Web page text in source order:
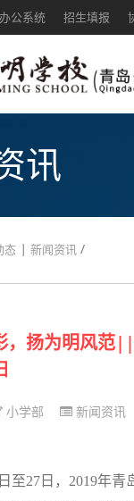
公系统 招生填报
讯
态 | 新闻资讯 /
，扬为明风范
小学部 新闻资讯
至27日，2019年青